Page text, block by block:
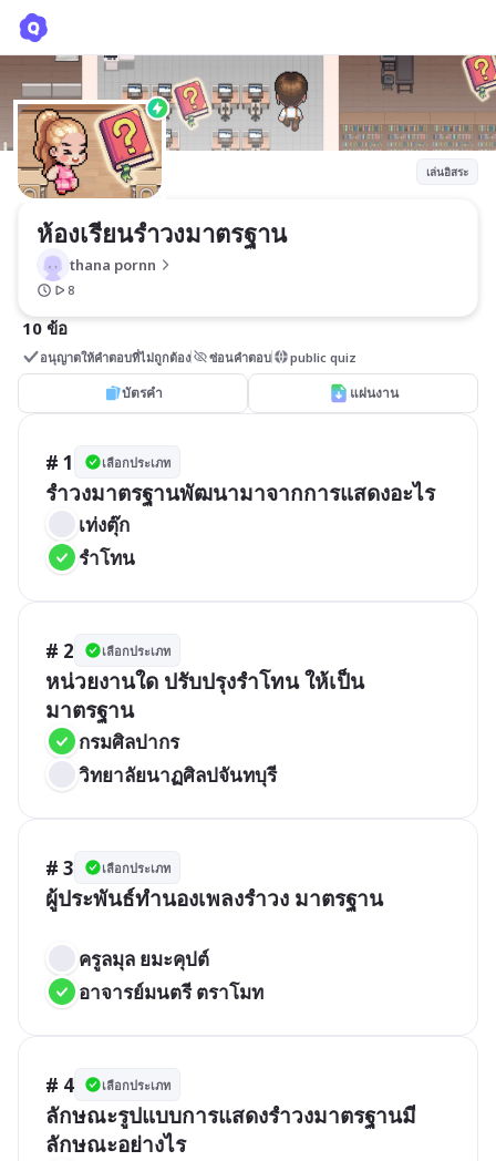
เล่นอิสระ
ห้องเรียนรำวงมาตรฐาน
thana pornn
8
10 ข้อ
อนุญาตให้คำตอบที่ไม่ถูกต้อง ซ่อนคำตอบ public quiz
บัตรคำ แผ่นงาน
# 1 เลือกประเภท
เท่งตุ๊ก
รำโทน
# 2 เลือกประเภท
หน่วยงานใด ปรับปรุงรำโทน ให้เป็น
กรมศิลปากร
วิทยาลัยนาฏศิลปจันทบุรี
# 3 เลือกประเภท
ผู้ประพันธ์ทำนองเพลงรำวง มาตรฐาน
ครูลมุล ยมะคุปต์
อาจารย์มนตรี ตราโมท
# 4 เลือกประเภท
ลักษณะรูปแบบการแสดงรำวงมาตรฐานมี